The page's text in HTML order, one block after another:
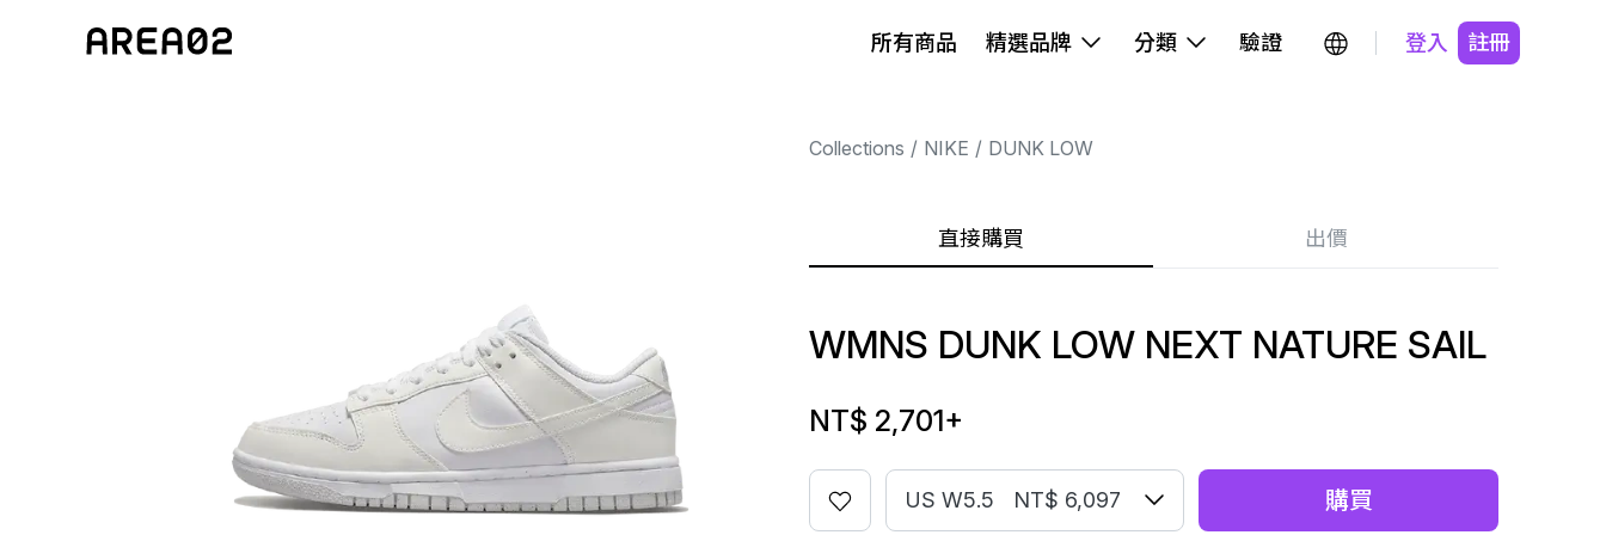
所有商品 精選品牌 分類 驗證 登入 註冊
Collections NIKE DUNK LOW
直接購買 出價
WMNS DUNK LOW NEXT NATURE SAIL
NT$ 2,701+
US W5.5 NT$ 6,097 購買